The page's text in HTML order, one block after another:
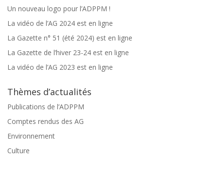
Un nouveau logo pour l’ADPPM !
La vidéo de l’AG 2024 est en ligne
La Gazette n° 51 (été 2024) est en ligne
La Gazette de l’hiver 23-24 est en ligne
La vidéo de l’AG 2023 est en ligne
Thèmes d’actualités
Publications de l’ADPPM
Comptes rendus des AG
Environnement
Culture